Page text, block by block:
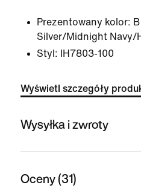
Prezentowany kolor:
Silver/Midnight Navy/
Styl:
IH7803-100
Wyświetl szczegóły
Wysyłka i zwroty
Oceny (31)